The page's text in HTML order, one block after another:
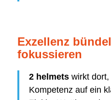
Exzellenz
fokussieren
2 helmets wirkt
Kompetenz auf ein